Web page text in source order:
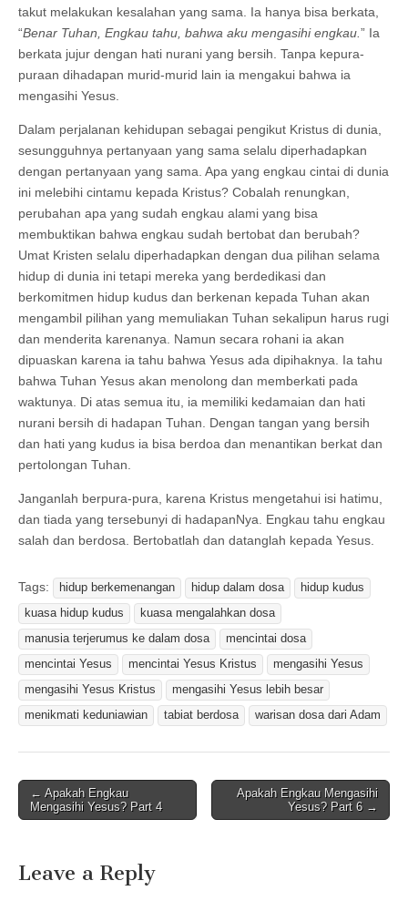
takut melakukan kesalahan yang sama. Ia hanya bisa berkata,
“Benar Tuhan, Engkau tahu, bahwa aku mengasihi engkau. ” Ia
berkata jujur dengan hati nurani yang bersih. Tanpa kepura-
puraan dihadapan murid-murid lain ia mengakui bahwa ia
mengasihi Yesus.
Dalam perjalanan kehidupan sebagai pengikut Kristus di dunia,
sesungguhnya pertanyaan yang sama selalu diperhadapkan
dengan pertanyaan yang sama. Apa yang engkau cintai di dunia
ini melebihi cintamu kepada Kristus? Cobalah renungkan,
perubahan apa yang sudah engkau alami yang bisa
membuktikan bahwa engkau sudah bertobat dan berubah?
Umat Kristen selalu diperhadapkan dengan dua pilihan selama
hidup di dunia ini tetapi mereka yang berdedikasi dan
berkomitmen hidup kudus dan berkenan kepada Tuhan akan
mengambil pilihan yang memuliakan Tuhan sekalipun harus rugi
dan menderita karenanya. Namun secara rohani ia akan
dipuaskan karena ia tahu bahwa Yesus ada dipihaknya. Ia tahu
bahwa Tuhan Yesus akan menolong dan memberkati pada
waktunya. Di atas semua itu, ia memiliki kedamaian dan hati
nurani bersih di hadapan Tuhan. Dengan tangan yang bersih
dan hati yang kudus ia bisa berdoa dan menantikan berkat dan
pertolongan Tuhan.
Janganlah berpura-pura, karena Kristus mengetahui isi hatimu,
dan tiada yang tersebunyi di hadapanNya. Engkau tahu engkau
salah dan berdosa. Bertobatlah dan datanglah kepada Yesus.
Tags: hidup berkemenangan hidup dalam dosa
hidup kudus
kuasa hidup kudus
kuasa mengalahkan dosa
manusia terjerumus ke dalam dosa
mencintai dosa
mencintai Yesus
mencintai Yesus Kristus
mengasihi Yesus
mengasihi Yesus Kristus
mengasihi Yesus lebih besar
menikmati keduniawian
tabiat berdosa warisan dosa dari Adam
Post
navigation
← Apakah Engkau
Mengasihi Yesus? Part 4
Apakah Engkau Mengasihi
Yesus? Part 6 →
Leave a Reply